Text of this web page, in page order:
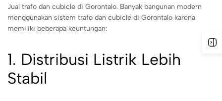
Jual trafo dan cubicle di Gorontalo. Banyak bangunan modern
menggunakan sistem trafo dan cubicle di Gorontalo karena
memiliki beberapa keuntungan:
1. Distribusi Listrik Lebih
Stabil